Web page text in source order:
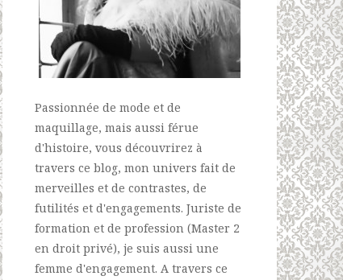
Passionnée de mode et de
maquillage, mais aussi férue
d'histoire, vous découvrirez à
travers ce blog, mon univers fait de
merveilles et de contrastes, de
futilités et d'engagements. Juriste de
formation et de profession (Master 2
en droit privé), je suis aussi une
femme d'engagement. A travers ce